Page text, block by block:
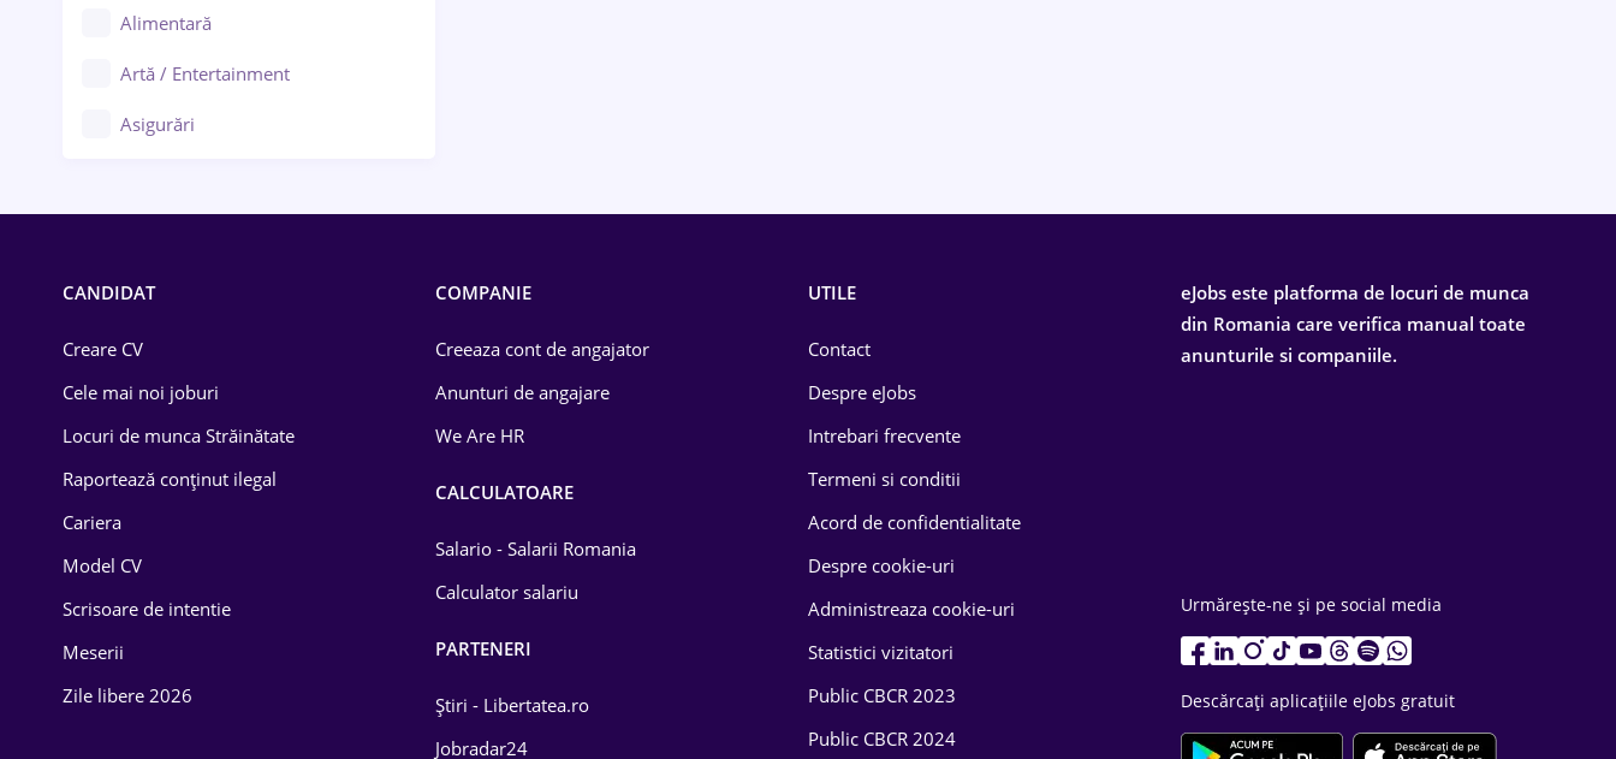
Alimentară
Artă / Entertainment
Asigurări
Drept
Educație / Training
Energetică
Farma
CANDIDAT
Creare CV
Cele mai noi joburi
Locuri de munca Străinătate
Raportează conținut ilegal
Cariera
Model CV
Scrisoare de intentie
Meserii
Zile libere 2026
COMPANIE
Creeaza cont de angajator
Anunturi de angajare
We Are HR
CALCULATOARE
Salario - Salarii Romania
Calculator salariu
PARTENERI
Știri - Libertatea.ro
Jobradar24
UTILE
Contact
Despre eJobs
Intrebari frecvente
Termeni si conditii
Acord de confidentialitate
Despre cookie-uri
Administreaza cookie-uri
Statistici vizitatori
Public CBCR 2023
Public CBCR 2024
eJobs este platforma de locuri de munca
din Romania care verifica manual toate
anunturile si companiile.
Urmărește-ne și pe social media
Descărcați aplicațiile eJobs gratuit